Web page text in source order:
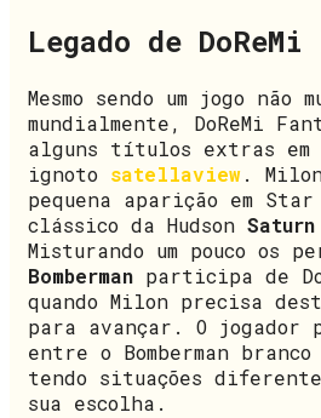
Legado de
Mesmo sendo um jogo não
mundialmente, DoReMi
alguns títulos extras em
ignoto satellaview. Milon
pequena aparição em
clássico da Hudson Saturn
Misturando um pouco os
Bomberman participa de
quando Milon precisa
para avançar. O jogador
entre o Bomberman
tendo situações
sua escolha.